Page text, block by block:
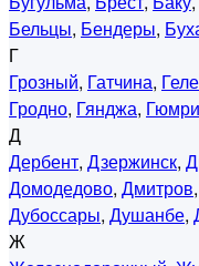
Бельцы, Бендеры,
Г
Грозный, Гатчина,
Гродно, Гянджа, Гюмри
Д
Дербент, Дзержинск,
Домодедово, Дмитров,
Дубоссары, Душанбе,
Ж